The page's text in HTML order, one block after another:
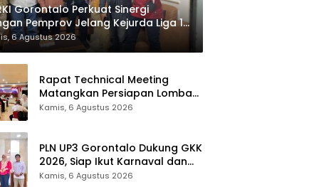
Gorontalo Perkuat Sinergi
Pemprov Jelang Kejurda Liga 1
Gubernur 2026
6 Agustus 2026
Rapat Technical Meeting
Matangkan Persiapan Lomba
Olahraga Masyarakat Tingkat
Kamis, 6 Agustus 2026
PLN UP3 Gorontalo Dukung GKK
2026, Siap Ikut Karnaval dan
Pastikan Ketersediaan Listrik
Kamis, 6 Agustus 2026